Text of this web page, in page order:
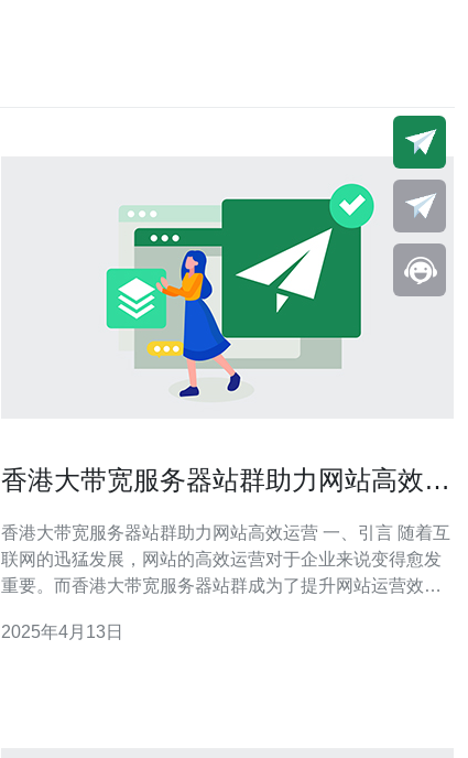
香港大带宽服务器站群助力网站高效运
香港大带宽服务器站群助力网站高效运营 一、引言 随着互
联网的迅猛发展，网站的高效运营对于企业来说变得愈发
重要。而香港大带宽服务器站群成为了提升网站运营效率
应用，以及如何利用其助力网站高效运营。 二、香港大带
2025年4月13日